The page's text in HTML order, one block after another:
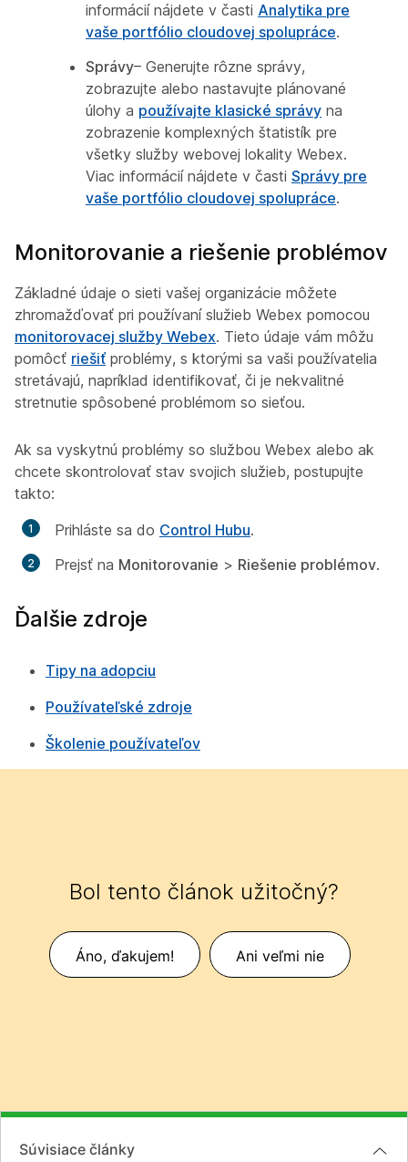
informácií nájdete v časti Analytika pre
vaše portfólio cloudovej spolupráce.
Správy– Generujte rôzne správy,
zobrazujte alebo nastavujte plánované
úlohy a používajte klasické správy na
zobrazenie komplexných štatistík pre
všetky služby webovej lokality Webex.
Viac informácií nájdete v časti Správy pre
vaše portfólio cloudovej spolupráce.
Monitorovanie a riešenie problémov
Základné údaje o sieti vašej organizácie môžete
zhromažďovať pri používaní služieb Webex pomocou
monitorovacej služby Webex. Tieto údaje vám môžu
pomôcť riešiť problémy, s ktorými sa vaši používatelia
stretávajú, napríklad identifikovať, či je nekvalitné
stretnutie spôsobené problémom so sieťou.
Ak sa vyskytnú problémy so službou Webex alebo ak
chcete skontrolovať stav svojich služieb, postupujte
takto:
Prihláste sa do Control Hubu.
Prejsť na Monitorovanie > Riešenie problémov.
Ďalšie zdroje
Tipy na adopciu
Používateľské zdroje
Školenie používateľov
Bol tento článok užitočný?
Áno, ďakujem! Ani veľmi nie
Súvisiace články